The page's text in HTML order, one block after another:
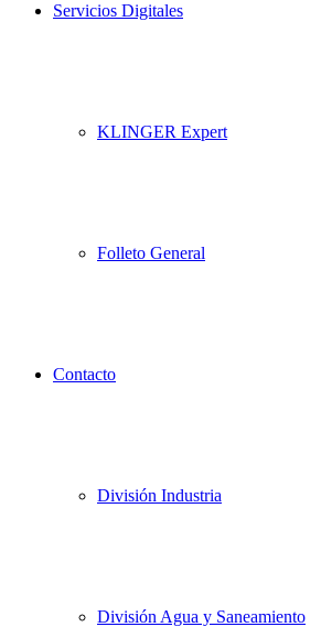
Servicios Digitales
KLINGER Expert
Folleto General
Contacto
División Industria
División Agua y Saneamiento